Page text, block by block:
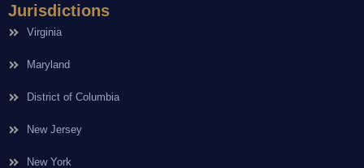
Jurisdictions
Virginia
Maryland
District of Columbia
New Jersey
New York